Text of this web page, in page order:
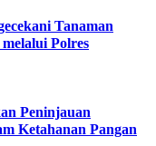
Tanaman
Polres
Peninjauan
Ketahanan Pangan